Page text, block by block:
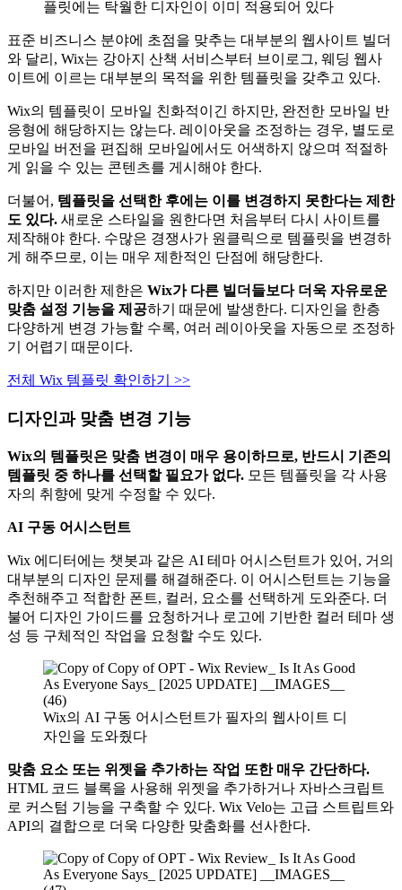
플릿에는 탁월한 디자인이 이미 적용되어 있다
표준 비즈니스 분야에 초점을 맞추는 대부분의 웹사이트 빌더
와 달리, Wix는 강아지 산책 서비스부터 브이로그, 웨딩 웹사
이트에 이르는 대부분의 목적을 위한 템플릿을 갖추고 있다.
Wix의 템플릿이 모바일 친화적이긴 하지만, 완전한 모바일 반
응형에 해당하지는 않는다. 레이아웃을 조정하는 경우, 별도로
모바일 버전을 편집해 모바일에서도 어색하지 않으며 적절하
게 읽을 수 있는 콘텐츠를 게시해야 한다.
더불어, 템플릿을 선택한 후에는 이를 변경하지 못한다는 제한
도 있다. 새로운 스타일을 원한다면 처음부터 다시 사이트를
제작해야 한다. 수많은 경쟁사가 원클릭으로 템플릿을 변경하
게 해주므로, 이는 매우 제한적인 단점에 해당한다.
하지만 이러한 제한은 Wix가 다른 빌더들보다 더욱 자유로운
맞춤 설정 기능을 제공하기 때문에 발생한다. 디자인을 한층
다양하게 변경 가능할 수록, 여러 레이아웃을 자동으로 조정하
기 어렵기 때문이다.
‌전체 Wix 템플릿 확인하기 >>
디자인과 맞춤 변경 기능
Wix의 템플릿은 맞춤 변경이 매우 용이하므로, 반드시 기존의
템플릿 중 하나를 선택할 필요가 없다. 모든 템플릿을 각 사용
자의 취향에 맞게 수정할 수 있다.
AI 구동 어시스턴트
Wix 에디터에는 챗봇과 같은 AI 테마 어시스턴트가 있어, 거의
대부분의 디자인 문제를 해결해준다. 이 어시스턴트는 기능을
추천해주고 적합한 폰트, 컬러, 요소를 선택하게 도와준다. 더
불어 디자인 가이드를 요청하거나 로고에 기반한 컬러 테마 생
성 등 구체적인 작업을 요청할 수도 있다.
Wix의 AI 구동 어시스턴트가 필자의 웹사이트 디
자인을 도와줬다
맞춤 요소 또는 위젯을 추가하는 작업 또한 매우 간단하다.
HTML 코드 블록을 사용해 위젯을 추가하거나 자바스크립트
로 커스텀 기능을 구축할 수 있다. Wix Velo는 고급 스트립트와
API의 결합으로 더욱 다양한 맞춤화를 선사한다.